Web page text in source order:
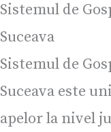
Sistemul de
Suceava
Sistemul de
Suceava este
apelor la nivel